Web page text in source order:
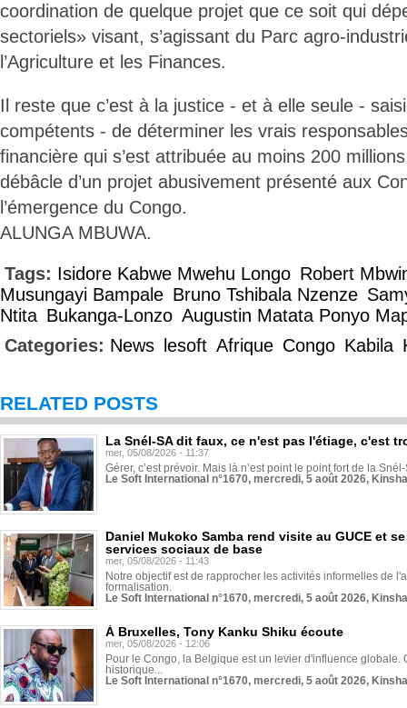
coordination de quelque projet que ce soit qui
sectoriels» visant, s’agissant du Parc agro-
l’Agriculture et les Finances.
Il reste que c’est à la justice - et à elle seule -
compétents - de déterminer les vrais
financière qui s’est attribuée au moins 200
débâcle d’un projet abusivement présenté aux
l’émergence du Congo.
ALUNGA MBUWA.
Tags: Isidore Kabwe Mwehu Longo Robert
Musungayi Bampale Bruno Tshibala Nzenze
Ntita Bukanga-Lonzo Augustin Matata Ponyo
Categories: News lesoft Afrique Congo Kabila
RELATED POSTS
La Snél-SA dit faux, ce n'est pas l'étiage, c'est
mer, 05/08/2026 - 11:37
Gérer, c’est prévoir. Mais là n’est point le point fort de la
Le Soft International n°1670, mercredi, 5 août 2026,
Daniel Mukoko Samba rend visite au GUCE et
services sociaux de base
mer, 05/08/2026 - 11:43
Notre objectif est de rapprocher les activités informelles de
formalisation.
Le Soft International n°1670, mercredi, 5 août 2026,
À Bruxelles, Tony Kanku Shiku écoute
mer, 05/08/2026 - 12:06
Pour le Congo, la Belgique est un levier d'influence globale.
historique...
Le Soft International n°1670, mercredi, 5 août 2026,